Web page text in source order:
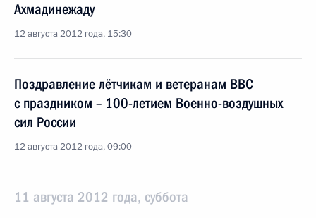
Ахмадинежаду
12 августа 2012 года, 15:30
Поздравление лётчикам и ветеранам ВВС
с праздником – 100-летием Военно-воздушных
сил России
12 августа 2012 года, 09:00
11 августа 2012 года, суббота